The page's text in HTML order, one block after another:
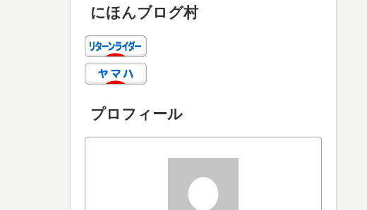
にほんブログ村
プロフィール